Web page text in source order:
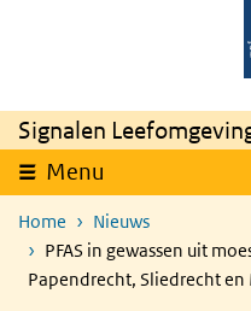
Overslaan en naar de inhoud
Signalen
Menu
Home
Nieuws
PFAS in gewassen uit
Papendrecht, Sliedrecht